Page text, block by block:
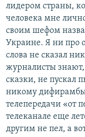
лидером страны,
человека мне
своим шефом
Украине. Я ни про
слова не сказал
журналисты знают,
сказки, не пускал
никому дифирамбы
телепередачи «от
телеканале еще
другим не пел, а